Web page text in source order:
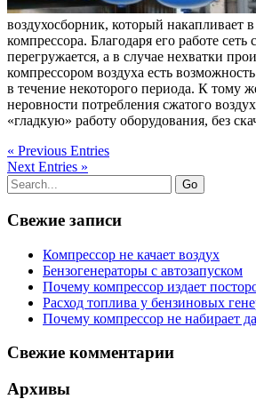
воздухосборник, который накапливает
компрессора. Благодаря его работе сеть
перегружается, а в случае нехватки
компрессором воздуха есть
в течение некоторого периода. К тому
неровности потребления сжатого
«гладкую» работу оборудования, без
« Previous Entries
Next Entries »
Go
Свежие записи
Компрессор не качает воздух
Бензогенераторы с автозапуском
Почему компрессор издает
Расход топлива у бензиновых
Почему компрессор не набирает
Свежие комментарии
Архивы